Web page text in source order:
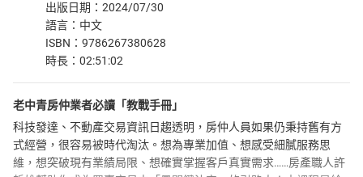
出版日期：2024/07/30
語言：中文
ISBN：9786267380628
時長：02:51:02
老中青房仲業者必讀「教戰手冊」
科技發達、不動產交易資訊日趨透明，房仲人員如果仍秉持舊有方
式經營，很容易被時代淘汰。想為專業加值、想感受細膩服務思
維，想突破現有業績局限、想確實掌握客戶真實需求……房產職人許